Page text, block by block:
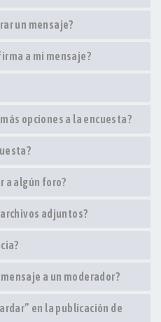
un mensaje?
a mi mensaje?
opciones a la encuesta?
a algún foro?
adjuntos?
a un moderador?
en la publicación de